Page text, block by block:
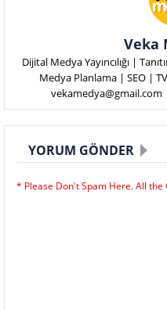
Veka
Dijital Medya Yayıncılığı |
Medya Planlama | SEO |
YORUM GÖNDER
* Please Don't Spam Here. All